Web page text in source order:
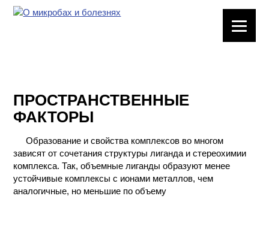
ВРЕДНЫЕ
МЕТОДЫ
ПРОСТРАНСТВЕННЫЕ
ФАКТОРЫ
Образование и свойства комплексов во многом
зависят от сочетания структуры лиганда и стереохимии
комплекса. Так, объемные лиганды образуют менее
устойчивые комплексы с ионами металлов, чем
аналогичные, но меньшие по объему